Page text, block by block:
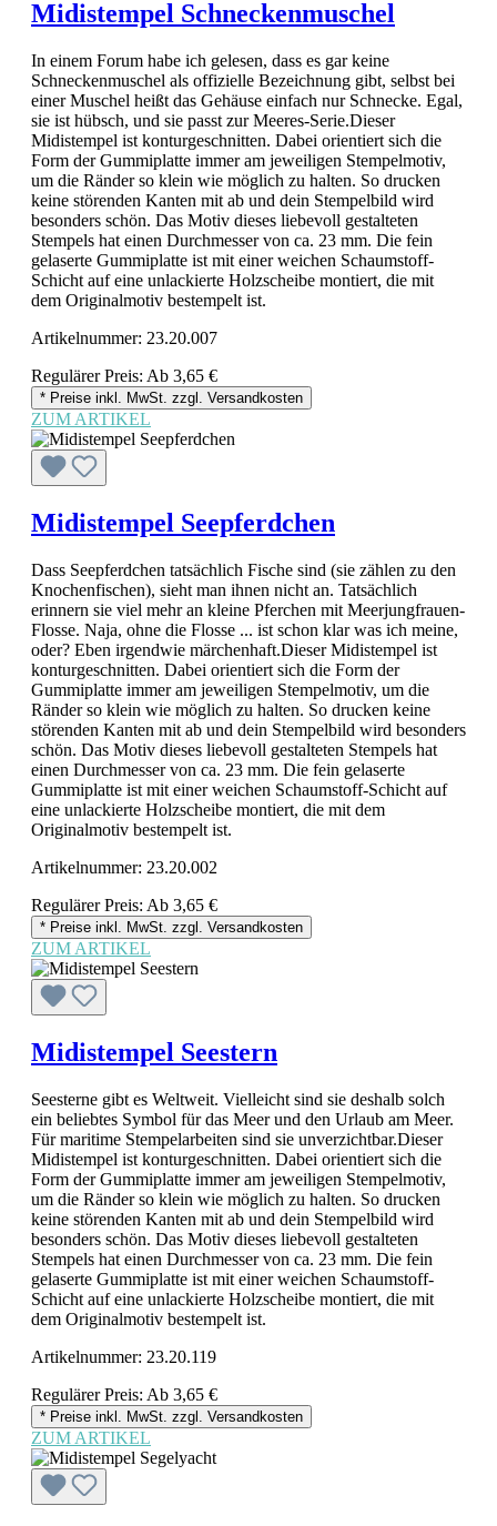
Midistempel Schneckenmuschel
In einem Forum habe ich gelesen, dass es gar keine
Schneckenmuschel als offizielle Bezeichnung gibt, selbst bei
einer Muschel heißt das Gehäuse einfach nur Schnecke. Egal,
sie ist hübsch, und sie passt zur Meeres-Serie.Dieser
Midistempel ist konturgeschnitten. Dabei orientiert sich die
Form der Gummiplatte immer am jeweiligen Stempelmotiv,
um die Ränder so klein wie möglich zu halten. So drucken
keine störenden Kanten mit ab und dein Stempelbild wird
besonders schön. Das Motiv dieses liebevoll gestalteten
Stempels hat einen Durchmesser von ca. 23 mm. Die fein
gelaserte Gummiplatte ist mit einer weichen Schaumstoff-
Schicht auf eine unlackierte Holzscheibe montiert, die mit
dem Originalmotiv bestempelt ist.
Artikelnummer: 23.20.007
Regulärer Preis: Ab 3,65 €
* Preise inkl. MwSt. zzgl. Versandkosten
ZUM ARTIKEL
Midistempel Seepferdchen
Dass Seepferdchen tatsächlich Fische sind (sie zählen zu den
Knochenfischen), sieht man ihnen nicht an. Tatsächlich
erinnern sie viel mehr an kleine Pferchen mit Meerjungfrauen-
Flosse. Naja, ohne die Flosse ... ist schon klar was ich meine,
oder? Eben irgendwie märchenhaft.Dieser Midistempel ist
konturgeschnitten. Dabei orientiert sich die Form der
Gummiplatte immer am jeweiligen Stempelmotiv, um die
Ränder so klein wie möglich zu halten. So drucken keine
störenden Kanten mit ab und dein Stempelbild wird besonders
schön. Das Motiv dieses liebevoll gestalteten Stempels hat
einen Durchmesser von ca. 23 mm. Die fein gelaserte
Gummiplatte ist mit einer weichen Schaumstoff-Schicht auf
eine unlackierte Holzscheibe montiert, die mit dem
Originalmotiv bestempelt ist.
Artikelnummer: 23.20.002
Regulärer Preis: Ab 3,65 €
* Preise inkl. MwSt. zzgl. Versandkosten
ZUM ARTIKEL
Midistempel Seestern
Seesterne gibt es Weltweit. Vielleicht sind sie deshalb solch
ein beliebtes Symbol für das Meer und den Urlaub am Meer.
Für maritime Stempelarbeiten sind sie unverzichtbar.Dieser
Midistempel ist konturgeschnitten. Dabei orientiert sich die
Form der Gummiplatte immer am jeweiligen Stempelmotiv,
um die Ränder so klein wie möglich zu halten. So drucken
keine störenden Kanten mit ab und dein Stempelbild wird
besonders schön. Das Motiv dieses liebevoll gestalteten
Stempels hat einen Durchmesser von ca. 23 mm. Die fein
gelaserte Gummiplatte ist mit einer weichen Schaumstoff-
Schicht auf eine unlackierte Holzscheibe montiert, die mit
dem Originalmotiv bestempelt ist.
Artikelnummer: 23.20.119
Regulärer Preis: Ab 3,65 €
* Preise inkl. MwSt. zzgl. Versandkosten
ZUM ARTIKEL